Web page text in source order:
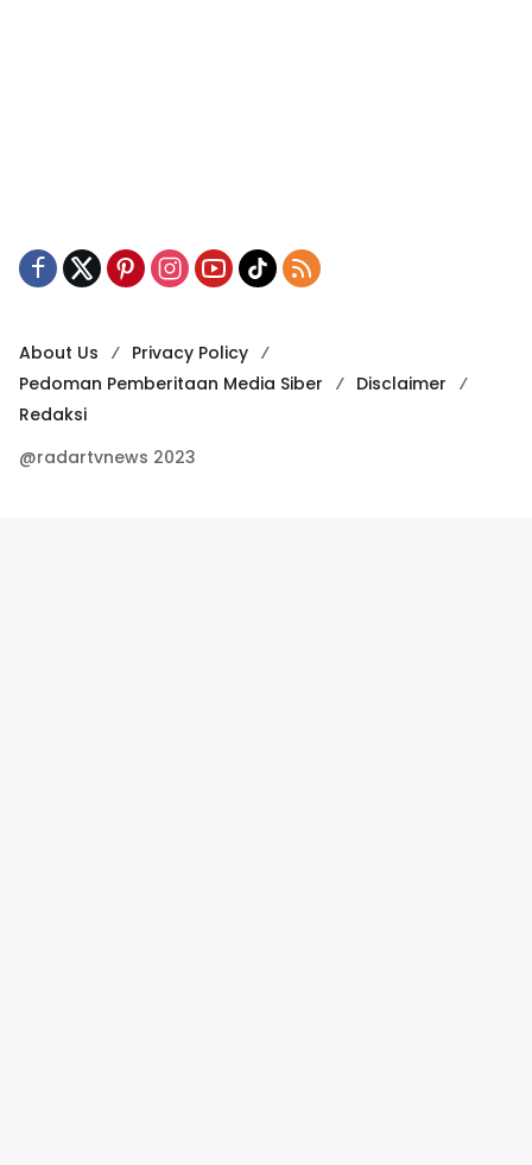
About Us
Privacy Policy
Pedoman Pemberitaan Media Siber
Disclaimer
Redaksi
@radartvnews 2023